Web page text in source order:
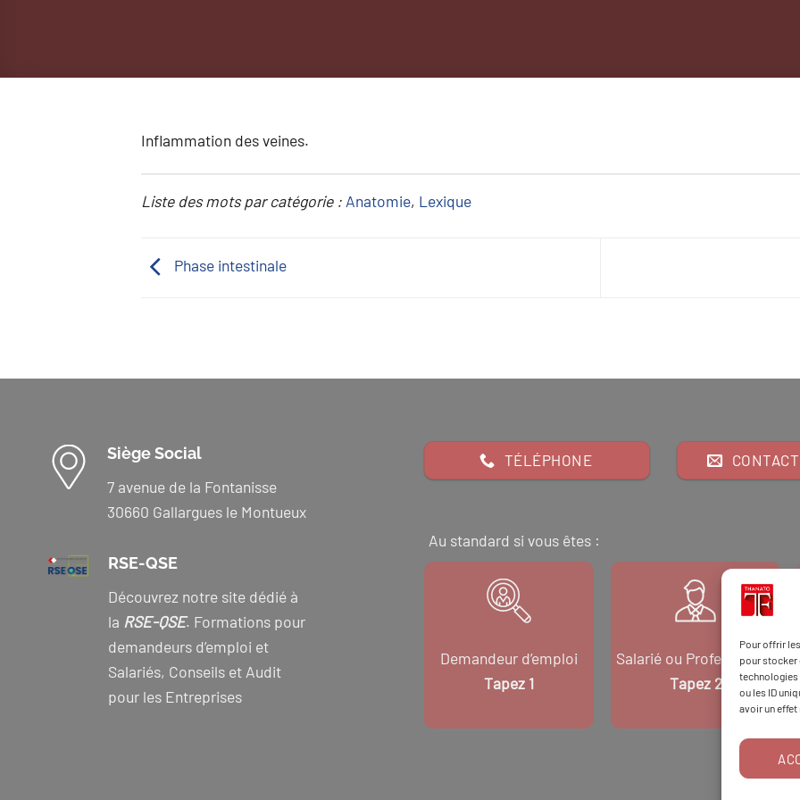
Pour offrir
pour stocker
technologies
ou les ID
avoir un
Inflammation des veines.
Liste des mots par catégorie : Anatomie, Lexique
Phase intestinale
Siège Social
7 avenue de la Fontanisse
30660 Gallargues le Montueux
RSE-QSE
Découvrez notre site dédié à
la RSE-QSE. Formations pour
demandeurs d’emploi et
Salariés, Conseils et Audit
pour les Entreprises
TÉLÉPHONE
Au standard si vous êtes :
Demandeur d’emploi
Tapez 1
Salarié ou Professionnel
Tapez 2